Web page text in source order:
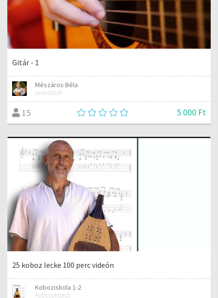
Gitár - 1
Mészáros Béla
zenetanár
15 5 000 Ft
25 koboz lecke 100 perc videón
Koboziskola 1-2
Kobozoktatás